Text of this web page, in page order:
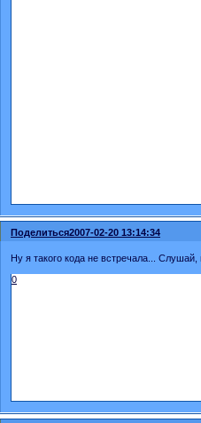
Поделиться2007-02-20 13:14:34
Ну я такого кода не встречала...
0